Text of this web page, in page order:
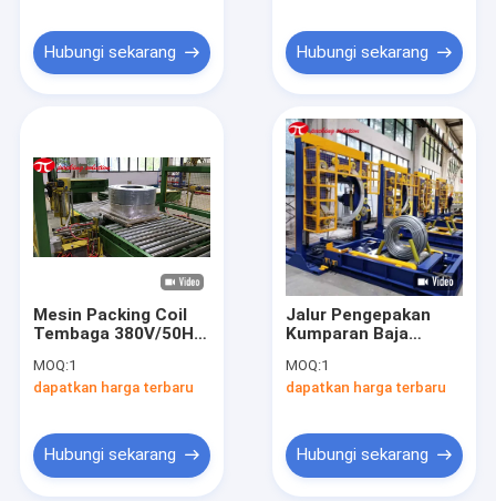
Produk
Tentang kami
Tur Pabrik
Permintaan Penawaran
Hubungi sekarang Hubungi sekarang
Mesin Packing Coil
Tembaga 380V/50HZ
Compound Paper
Wrapping
MOQ:1
dapatkan harga terbaru
Hubungi sekarang
Jalur Pengepakan
Kumparan Baja
Sistem Penumpukan
Dan Sistem Bongkar
MOQ:1
dapatkan harga terbaru
Hubungi sekarang